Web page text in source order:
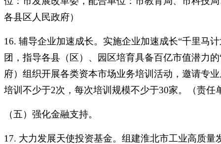
各县区人民政府）
16. 辅导企业加速成长。实施企业加速成长“千里马
团，指导各县（区）、园区培育具备百亿市值潜力
府）组织开展各类资本市场业务培训活动，邀请专
培训不少于2次，每次培训规模不少于30家。（责
（五）强化金融支持。
17. 大力发展天使投资基金。组建淮北市工业高质